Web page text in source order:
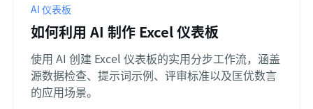
AI 仪表板
如何利用 AI 制作 Excel 仪表板
使用 AI 创建 Excel 仪表板的实用分步工作流，涵盖
源数据检查、提示词示例、评审标准以及匡优数言
的应用场景。